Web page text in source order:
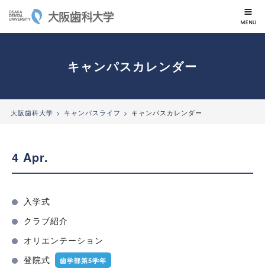
キャンパスカレンダー
大阪歯科大学 キャンパスライフ キャンパスカレンダー
4 Apr.
入学式
クラブ紹介
オリエンテーション
登院式
歯学部第5学年